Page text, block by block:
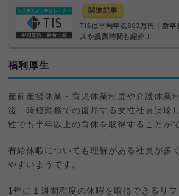
関連記事
TISは平均年収803万円｜新卒
スや残業時間も紹介！
福利厚生
産前産後休業・育児休業制度や介護休業
後、時短勤務での復帰する女性社員は珍
性でも半年以上の育休を取得することが
有給休暇についても理解がある社員が多
やすいようです。
1年に１週間程度の休暇を取得できるリ